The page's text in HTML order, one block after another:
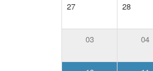
27
28
03 04